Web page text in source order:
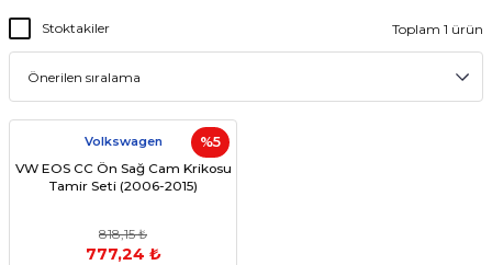
Stoktakiler Toplam 1 ürün
%5
Volkswagen
VW EOS CC Ön Sağ Cam Krikosu
Tamir Seti (2006-2015)
818,15 ₺
777,24 ₺